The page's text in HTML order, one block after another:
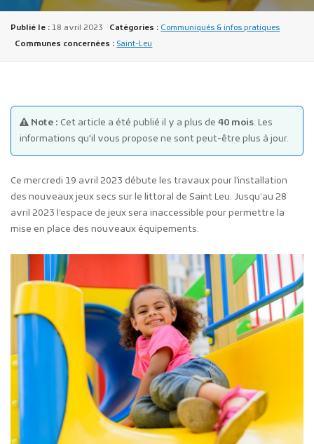
Publicité des actes
Marchés publics
Projets financés par l'Europe
Plans d'accès
Publié le : 18 avril 2023 Catégories : Communiqués & infos pratiques
Communes concernées : Saint-Leu
Note : Cet article a été publié il y a plus de 40 mois. Les
informations qu'il vous propose ne sont peut-être plus à jour.
Ce mercredi 19 avril 2023 débute les travaux pour l’installation
des nouveaux jeux secs sur le littoral de Saint Leu. Jusqu’au 28
avril 2023 l’espace de jeux sera inaccessible pour permettre la
mise en place des nouveaux équipements.